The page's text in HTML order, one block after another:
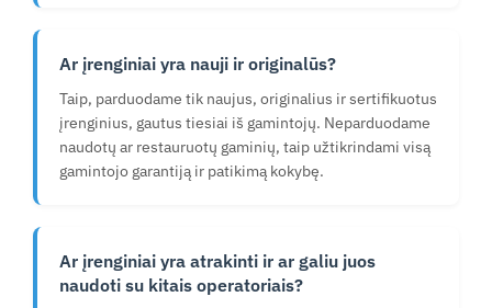
Ar įrenginiai yra nauji ir originalūs?
Taip, parduodame tik naujus, originalius ir sertifikuotus
įrenginius, gautus tiesiai iš gamintojų. Neparduodame
naudotų ar restauruotų gaminių, taip užtikrindami visą
gamintojo garantiją ir patikimą kokybę.
Ar įrenginiai yra atrakinti ir ar galiu juos
naudoti su kitais operatoriais?